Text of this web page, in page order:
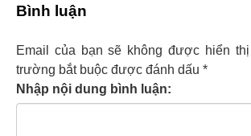
Bình luận
Email của bạn sẽ không được hiển
trường bắt buộc được đánh dấu *
Nhập nội dung bình luận: